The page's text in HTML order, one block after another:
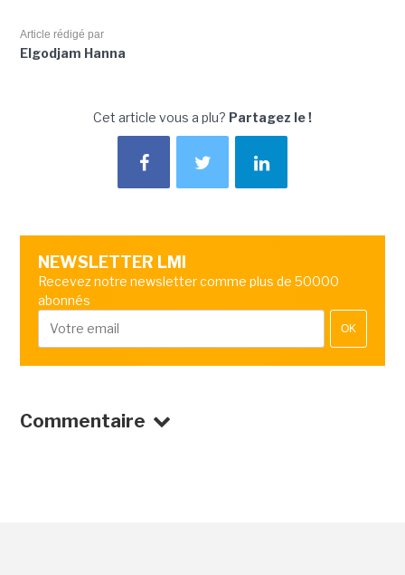
Article rédigé par
Elgodjam Hanna
Cet article vous a plu? Partagez le !
NEWSLETTER LMI
Recevez notre newsletter comme plus de 50000
abonnés
OK
Commentaire